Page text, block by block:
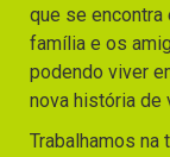
que se encontra
família e os
podendo viver
nova história de
Trabalhamos na